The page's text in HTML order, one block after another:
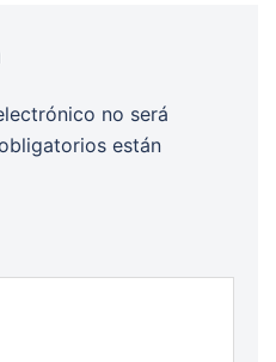
no será
están